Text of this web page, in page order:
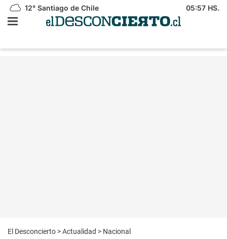
12° Santiago de Chile 05:57 HS.
El Desconcierto >Actualidad > Nacional